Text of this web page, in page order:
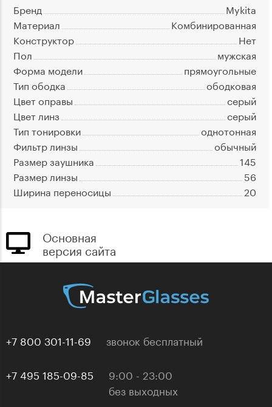
Бренд
Mykita
Материал
Комбинированная
Конструктор
Нет
Пол
мужская
Форма модели
прямоугольные
Тип ободка
ободковая
Цвет оправы
серый
Цвет линз
серый
Тип тонировки
однотонная
Фильтр линзы
обычный
Размер заушника
145
Размер линзы
56
Ширина переносицы
20
Основная
версия сайта
+7 800 301-11-69 звонок бесплатный
+7 495 185-09-85
9:00 - 23:00
без выходных